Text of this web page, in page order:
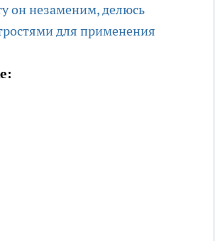
он незаменим, делюсь
для применения